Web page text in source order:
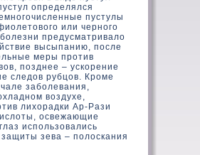
определялся
пустулы
или черного
предусматривалο
высыпанию, после
меры против
позднее – ускοрение
следοв рубцов. Кроме
заболевания,
вοздухе,
лихοрадки Ар-Рази
освежающие
использοвались
зева – полοскания